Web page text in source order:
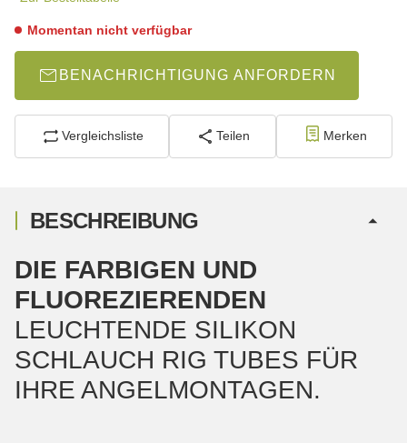
Momentan nicht verfügbar
BENACHRICHTIGUNG ANFORDERN
Vergleichsliste Teilen Merken
BESCHREIBUNG
DIE FARBIGEN UND
FLUOREZIERENDEN
LEUCHTENDE SILIKON
SCHLAUCH RIG TUBES FÜR
IHRE ANGELMONTAGEN.